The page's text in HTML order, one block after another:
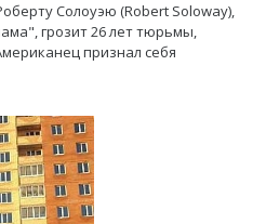
Солоуэю (Robert Soloway),
грозит 26 лет тюрьмы,
признал себя